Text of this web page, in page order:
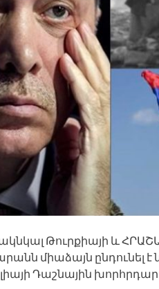
Թուրքիայի և
միաձայն ընդունել
Դաշնային